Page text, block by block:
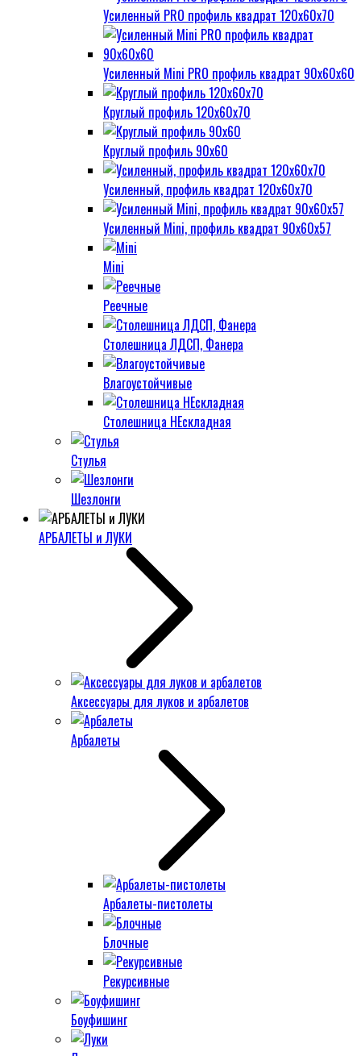
Усиленный PRO профиль квадрат 120х60х70
Усиленный Mini PRO профиль квадрат 90х60х60
Круглый профиль 120х60х70
Круглый профиль 90х60
Усиленный, профиль квадрат 120х60х70
Усиленный Mini, профиль квадрат 90х60х57
Mini
Реечные
Столешница ЛДСП, Фанера
Влагоустойчивые
Столешница НЕскладная
Стулья
Шезлонги
АРБАЛЕТЫ и ЛУКИ
Аксессуары для луков и арбалетов
Арбалеты
Арбалеты-пистолеты
Блочные
Рекурсивные
Боуфишинг